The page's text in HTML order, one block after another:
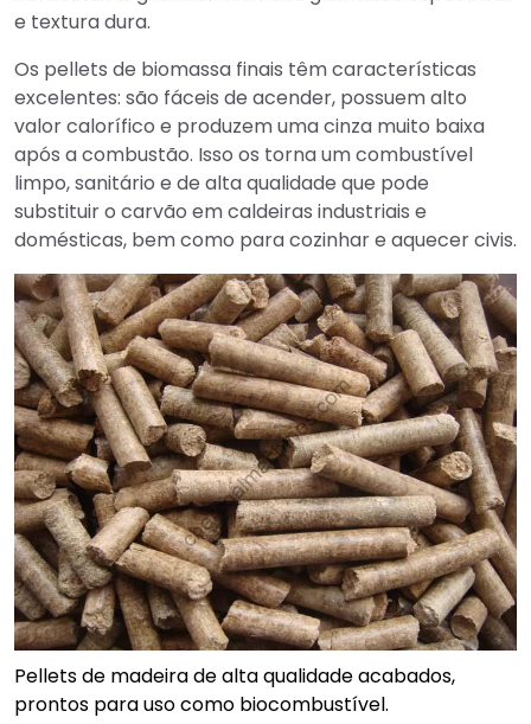
e textura dura.
Os pellets de biomassa finais têm características
excelentes: são fáceis de acender, possuem alto
valor calorífico e produzem uma cinza muito baixa
após a combustão. Isso os torna um combustível
limpo, sanitário e de alta qualidade que pode
substituir o carvão em caldeiras industriais e
domésticas, bem como para cozinhar e aquecer civis.
Pellets de madeira de alta qualidade acabados,
prontos para uso como biocombustível.